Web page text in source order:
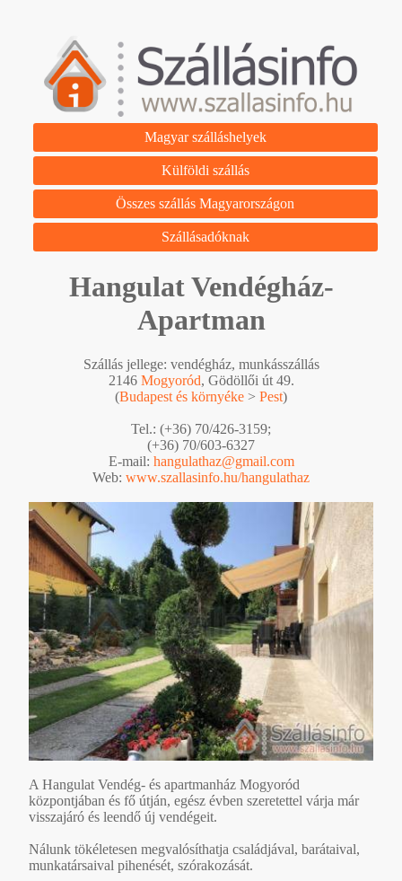
Magyar szálláshelyek
Külföldi szállás
Összes szállás Magyarországon
Szállásadóknak
Hangulat Vendégház-
Apartman
Szállás jellege: vendégház, munkásszállás
2146 Mogyoród, Gödöllői út 49.
(Budapest és környéke > Pest)
Tel.: (+36) 70/426-3159;
(+36) 70/603-6327
E-mail: hangulathaz@gmail.com
Web: www.szallasinfo.hu/hangulathaz
A Hangulat Vendég- és apartmanház Mogyoród
központjában és fő útján, egész évben szeretettel várja már
visszajáró és leendő új vendégeit.
Nálunk tökéletesen megvalósíthatja családjával, barátaival,
munkatársaival pihenését, szórakozását.